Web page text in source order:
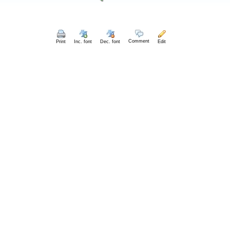
Print Inc. font Dec. font Comment Edit